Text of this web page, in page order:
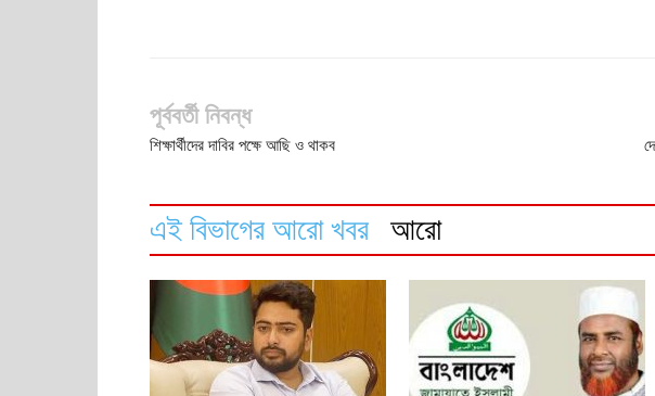
পূর্ববর্তী নিবন্ধ
শিক্ষার্থীদের দাবির পক্ষে আছি ও থাকব
এই বিভাগের আরো খবর আরো